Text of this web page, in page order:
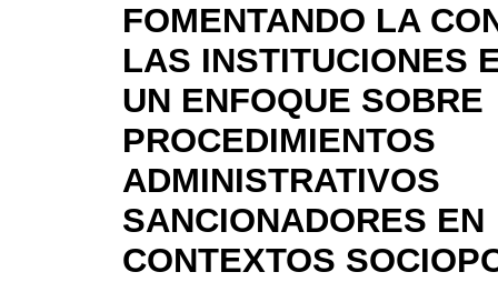
FOMENTANDO LA
LAS INSTITUCIONES
UN ENFOQUE SOBRE
PROCEDIMIENTOS
ADMINISTRATIVOS
SANCIONADORES EN
CONTEXTOS